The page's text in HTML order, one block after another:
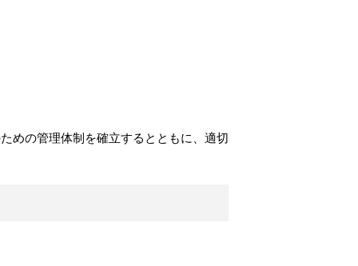
めの管理体制を確立するとともに、適切